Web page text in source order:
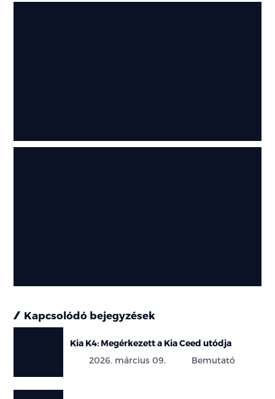
Kapcsolódó bejegyzések
Kia K4: Megérkezett a Kia Ceed utódja
2026. március 09.
Bemutató